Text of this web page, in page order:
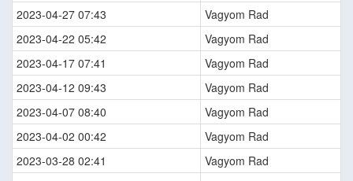
2023-04-27 07:43
Vagyom Rad
2023-04-22 05:42
Vagyom Rad
2023-04-17 07:41
Vagyom Rad
2023-04-12 09:43
Vagyom Rad
2023-04-07 08:40
Vagyom Rad
2023-04-02 00:42
Vagyom Rad
2023-03-28 02:41
Vagyom Rad